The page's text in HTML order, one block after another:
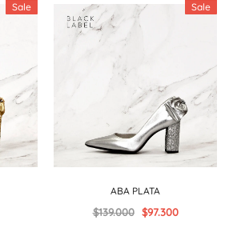
Sale Sale
ABA PLATA
$139.000 $97.300